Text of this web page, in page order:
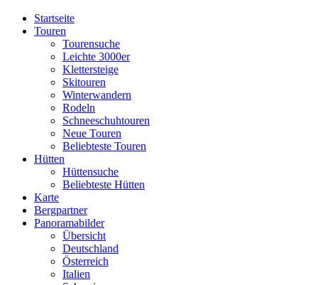
Startseite
Touren
Tourensuche
Leichte 3000er
Klettersteige
Skitouren
Winterwandern
Rodeln
Schneeschuhtouren
Neue Touren
Beliebteste Touren
Hütten
Hüttensuche
Beliebteste Hütten
Karte
Bergpartner
Panoramabilder
Übersicht
Deutschland
Österreich
Italien